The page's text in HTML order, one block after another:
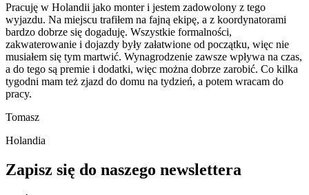
Pracuję w Holandii jako monter i jestem zadowolony z tego
wyjazdu. Na miejscu trafiłem na fajną ekipę, a z koordynatorami
bardzo dobrze się dogaduję. Wszystkie formalności,
zakwaterowanie i dojazdy były załatwione od początku, więc nie
musiałem się tym martwić. Wynagrodzenie zawsze wpływa na czas,
a do tego są premie i dodatki, więc można dobrze zarobić. Co kilka
tygodni mam też zjazd do domu na tydzień, a potem wracam do
pracy.
Tomasz
Holandia
Zapisz się do naszego newslettera